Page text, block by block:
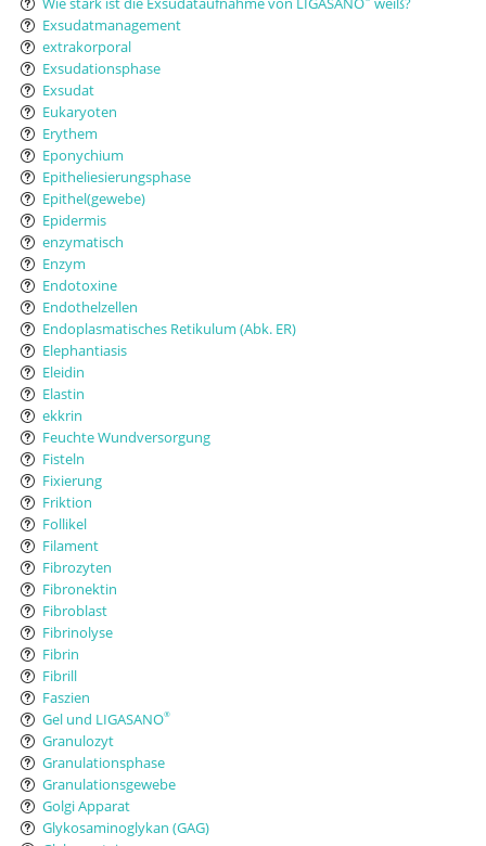
Exsudatmanagement
extrakorporal
Exsudationsphase
Exsudat
Eukaryoten
Erythem
Eponychium
Epitheliesierungsphase
Epithel(gewebe)
Epidermis
enzymatisch
Enzym
Endotoxine
Endothelzellen
Endoplasmatisches Retikulum (Abk. ER)
Elephantiasis
Eleidin
Elastin
ekkrin
Feuchte Wundversorgung
Fisteln
Fixierung
Friktion
Follikel
Filament
Fibrozyten
Fibronektin
Fibroblast
Fibrinolyse
Fibrin
Fibrill
Faszien
Gel und LIGASANO®
Granulozyt
Granulationsphase
Granulationsgewebe
Golgi Apparat
Glykosaminoglykan (GAG)